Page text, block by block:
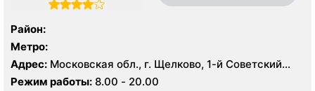
Район:
Метро:
Адрес: Московская обл., г. Щелково, 1-й Советский
пер., 27
Режим работы: 8.00 - 20.00